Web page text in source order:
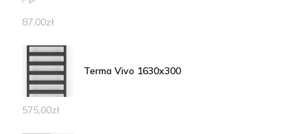
87,00zł
Terma Vivo 1630x300
575,00zł